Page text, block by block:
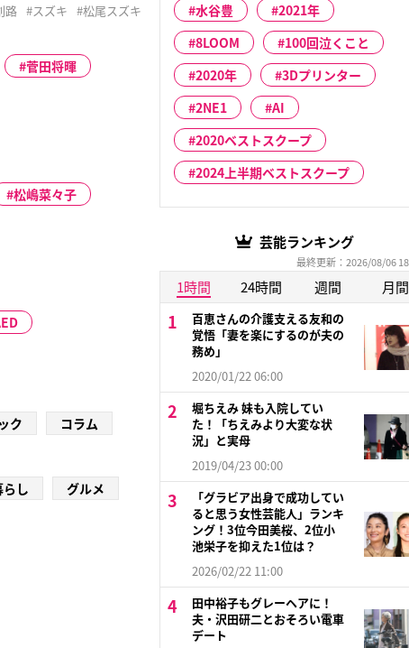
切れないと面白くな
路 #スズキ #松尾スズキ
菅田将暉
松嶋菜々子
ク
コラム
らし グルメ
水谷豊
2021年
8LOOM
100回泣くこと
2020年
3Dプリンター
2NE1
AI
2020ベストスクープ
2024上半期ベストスクープ
芸能ランキング
最終更新：2026/08/06
1時間 24時間 週間 月間
百恵さんの介護支える友和の
覚悟「妻を楽にするのが夫の
務め」
2020/01/22 06:00
堀ちえみ 妹も入院してい
た！「ちえみより大変な状
況」と実母
2019/04/23 00:00
「グラビア出身で成功してい
ると思う女性芸能人」ランキ
ング！3位今田美桜、2位小
池栄子を抑えた1位は？
2026/02/22 11:00
田中裕子もグレーヘアに！
夫・沢田研二とおそろい電車
デート